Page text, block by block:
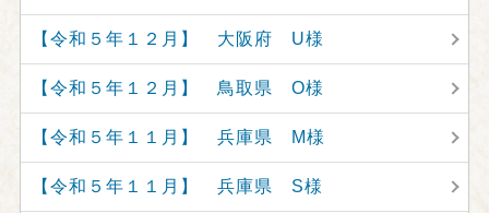
【令和５年１２月】 大阪府 U様
【令和５年１２月】 鳥取県 O様
【令和５年１１月】 兵庫県 M様
【令和５年１１月】 兵庫県 S様